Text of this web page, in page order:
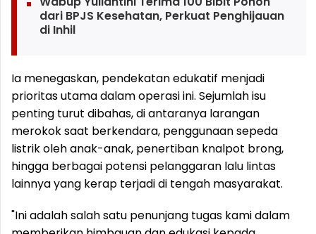
dari BPJS Kesehatan, Perkuat Penghijauan
di Inhil
Ia menegaskan, pendekatan edukatif menjadi
prioritas utama dalam operasi ini. Sejumlah isu
penting turut dibahas, di antaranya larangan
merokok saat berkendara, penggunaan sepeda
listrik oleh anak-anak, penertiban knalpot brong,
hingga berbagai potensi pelanggaran lalu lintas
lainnya yang kerap terjadi di tengah masyarakat.
"Ini adalah salah satu penunjang tugas kami dalam